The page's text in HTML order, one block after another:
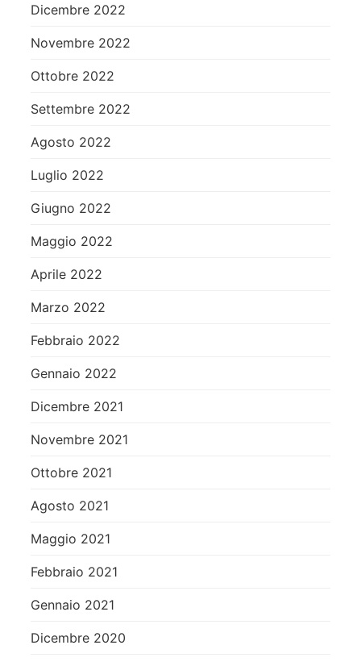
Dicembre 2022
Novembre 2022
Ottobre 2022
Settembre 2022
Agosto 2022
Luglio 2022
Giugno 2022
Maggio 2022
Aprile 2022
Marzo 2022
Febbraio 2022
Gennaio 2022
Dicembre 2021
Novembre 2021
Ottobre 2021
Agosto 2021
Maggio 2021
Febbraio 2021
Gennaio 2021
Dicembre 2020